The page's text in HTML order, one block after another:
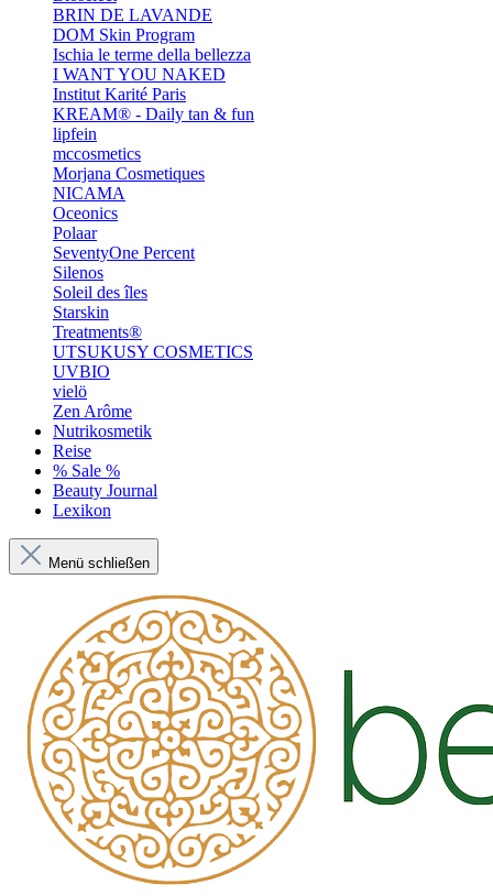
BRIN DE LAVANDE
DOM Skin Program
Ischia le terme della bellezza
I WANT YOU NAKED
Institut Karité Paris
KREAM® - Daily tan & fun
lipfein
mccosmetics
Morjana Cosmetiques
NICAMA
Oceonics
Polaar
SeventyOne Percent
Silenos
Soleil des îles
Starskin
Treatments®
UTSUKUSY COSMETICS
UVBIO
vielö
Zen Arôme
Nutrikosmetik
Reise
% Sale %
Beauty Journal
Lexikon
Menü schließen